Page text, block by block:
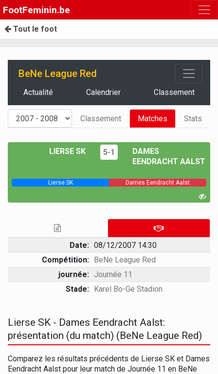
FootFeminin.be
Tout le foot
BeNe League Red
Actualité Calendrier Classement
Classement Matches Stats
LIERSE SK 5-1
DAMES
EENDRACHT AALST
Lierse SK Dames Eendracht Aalst
Date: 08/12/2007 14:30
Compétition: BeNe League Red
journée: Journée 11
Stade: Karel Bo-Ge Stadion
Lierse SK - Dames Eendracht Aalst:
présentation (du match) (BeNe League Red)
Comparez les résultats précédents de Lierse SK et Dames
Eendracht Aalst pour leur match de Journée 11 en BeNe